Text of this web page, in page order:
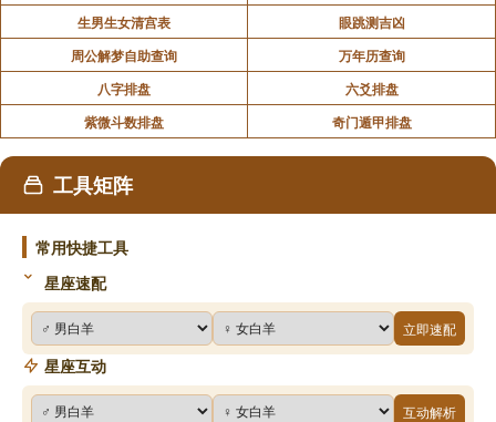
生男生女清宫表
眼跳测吉凶
周公解梦自助查询
万年历查询
八字排盘
六爻排盘
紫微斗数排盘
奇门遁甲排盘
工具矩阵
常用快捷工具
星座速配
立即速配
星座互动
互动解析